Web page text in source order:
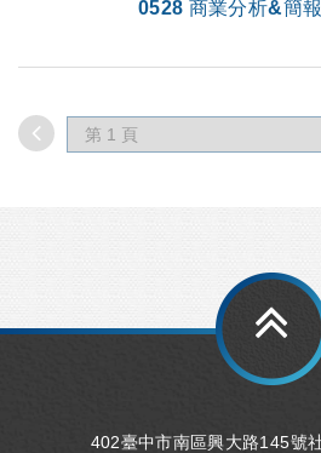
0528 商業分析&簡
402臺中市南區興大路145號